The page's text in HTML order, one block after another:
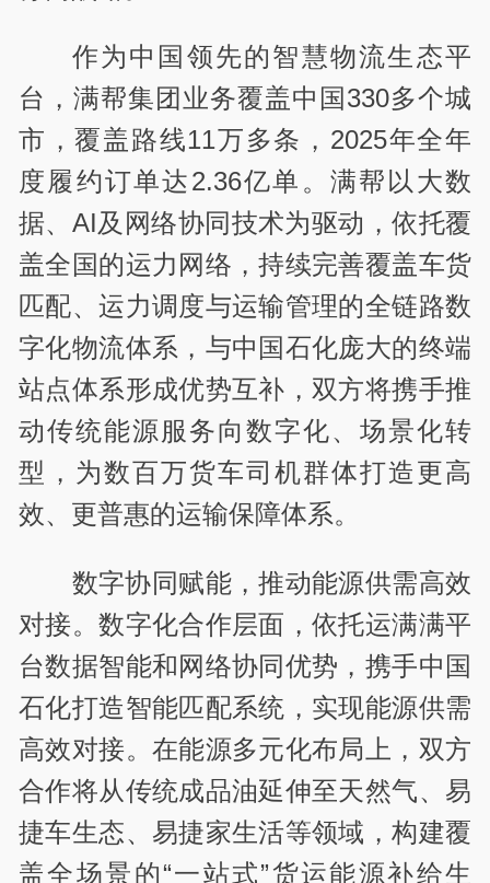
作为中国领先的智慧物流生态平
台，满帮集团业务覆盖中国330多个城
市，覆盖路线11万多条，2025年全年
度履约订单达2.36亿单。满帮以大数
据、AI及网络协同技术为驱动，依托覆
盖全国的运力网络，持续完善覆盖车货
匹配、运力调度与运输管理的全链路数
字化物流体系，与中国石化庞大的终端
站点体系形成优势互补，双方将携手推
动传统能源服务向数字化、场景化转
型，为数百万货车司机群体打造更高
效、更普惠的运输保障体系。
数字协同赋能，推动能源供需高效
对接。数字化合作层面，依托运满满平
台数据智能和网络协同优势，携手中国
石化打造智能匹配系统，实现能源供需
高效对接。在能源多元化布局上，双方
合作将从传统成品油延伸至天然气、易
捷车生态、易捷家生活等领域，构建覆
盖全场景的“一站式”货运能源补给生